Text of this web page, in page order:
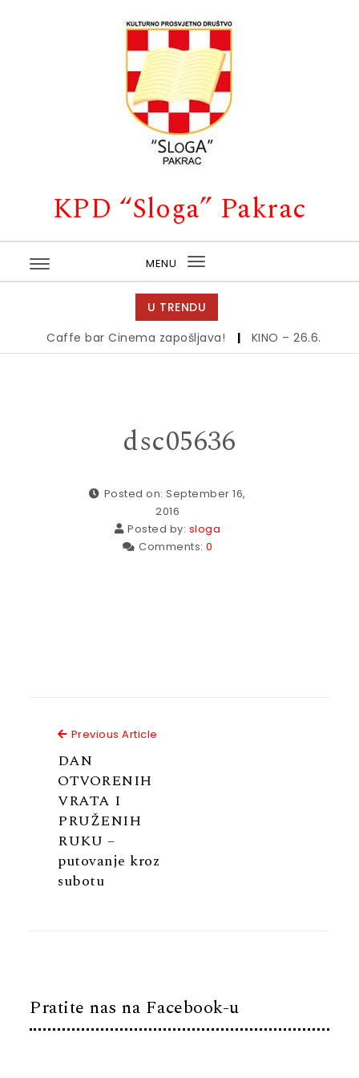
KPD “Sloga” Pakrac
MENU
Toggle
navigation
U TRENDU
Caffe bar Cinema zapošljava!
KINO – 26.6.
dsc05636
Posted on: September 16,
2016
Posted by: sloga
Comments: 0
Previous Article
DAN
OTVORENIH
VRATA I
PRUŽENIH
RUKU –
putovanje kroz
subotu
Pratite nas na Facebook-u